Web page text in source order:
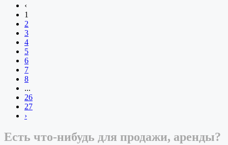
‹
1
2
3
4
5
6
7
8
...
26
27
›
Есть что-нибудь для продажи, аренды?